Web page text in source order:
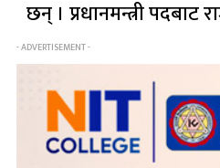
छन् । प्रधानमन्त्री
- ADVERTISEMENT -